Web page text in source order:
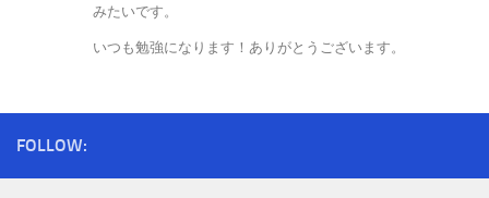
みたいです。
いつも勉強になります！ありがとうございます。
FOLLOW: